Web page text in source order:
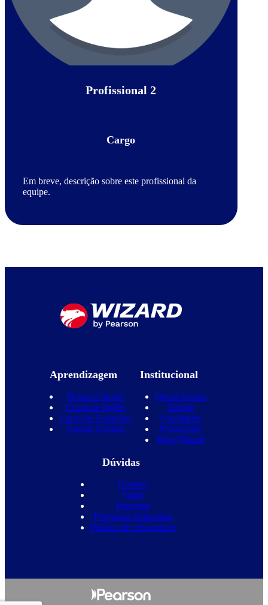
Profissional 2
Cargo
Em breve, descrição sobre este profissional da
equipe.
Aprendizagem
Nossos Cursos
Curso de Inglês
Curso de Espanhol
Nossas Escolas
Institucional
Quem Somos
Equipe
Novidades
Promoções
Blog Wizard
Dúvidas
Contato
Vagas
Parcerias
Perguntas frequentes
Política de privacidade